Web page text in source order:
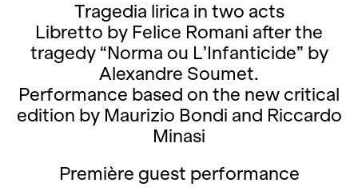
Tragedia lirica in two acts
Libretto by Felice Romani after the
tragedy “Norma ou L’Infanticide” by
Alexandre Soumet.
Performance based on the new critical
edition by Maurizio Bondi and Riccardo
Minasi
Première guest performance